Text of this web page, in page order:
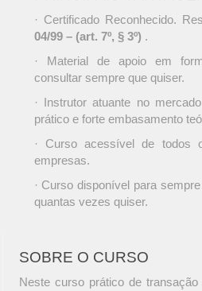
· Certificado Reconhecido.
04/99 – (art. 7º, § 3º) .
· Material de apoio em
consultar sempre que quiser.
· Instrutor atuante no
prático e forte embasamento
· Curso acessível de todos
empresas.
· Curso disponível para
quantas vezes quiser.
SOBRE O CURSO
Neste curso prático de